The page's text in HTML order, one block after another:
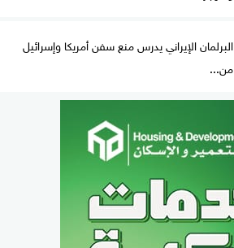
البرلمان الإيراني يدرس منع سفن أمريكا وإسرائيل
من...